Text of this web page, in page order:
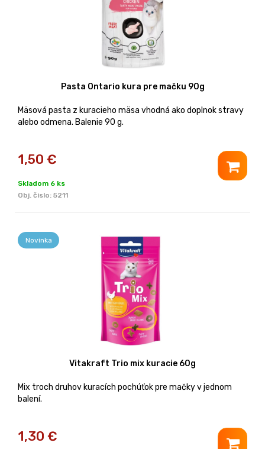
Pasta Ontario kura pre mačku 90g
Mäsová pasta z kuracieho mäsa vhodná ako doplnok stravy
alebo odmena. Balenie 90 g.
1,50 €
Skladom 6 ks
Obj. čislo: 5211
Novinka
Vitakraft Trio mix kuracie 60g
Mix troch druhov kuracích pochúťok pre mačky v jednom
balení.
1,30 €